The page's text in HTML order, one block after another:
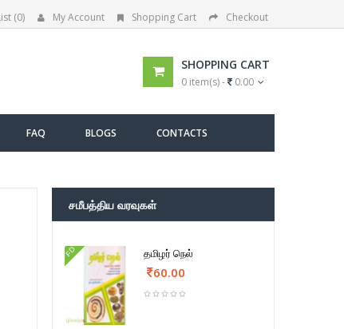
(0) My Account Shopping Cart Checkout
SHOPPING CART
0 item(s) - 0.00
FAQ BLOGS CONTACTS
சமீபத்திய வரவுகள்
FD தமிழர் நெல்
60.00